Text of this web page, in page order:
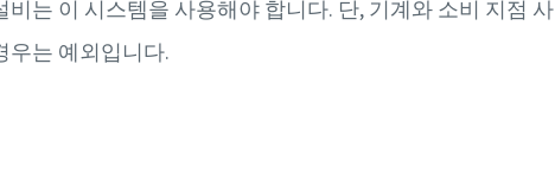
는 이 시스템을 사용해야 합니다. 단, 기계와 소비 지점 사
우는 예외입니다.